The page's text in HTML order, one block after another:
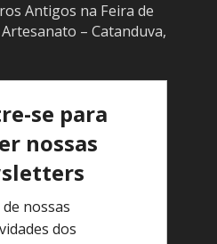
Antigos na Feira de
– Catanduva,